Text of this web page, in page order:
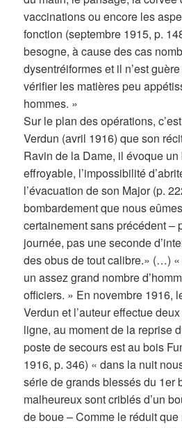
vaccinations ou encore les
fonction (septembre 1915, p.
besogne, à cause des cas
dysentréiformes et il n’est
vérifier les matières peu
hommes. »
Sur le plan des opérations,
Verdun (avril 1916) que son
Ravin de la Dame, il évoque
effroyable, l’impossibilité
l’évacuation de son Major (p.
bombardement que nous
certainement sans précédent –
journée, pas une seconde
des obus de tout calibre.» (…)
un assez grand nombre
officiers. » En novembre 1916,
Verdun et l’auteur effectue
ligne, au moment de la reprise
poste de secours est au bois
1916, p. 346) « dans la nuit
série de grands blessés du 1er
malheureux sont criblés d’un
de boue – Comme le réduit